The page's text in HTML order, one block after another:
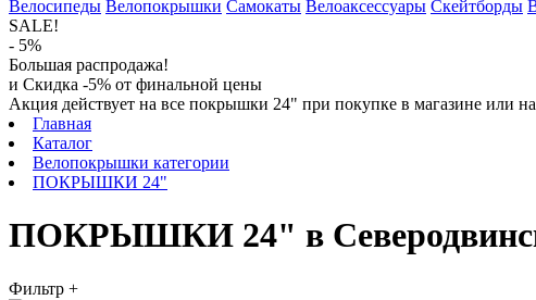
Велосипеды Велопокрышки Самокаты Велоаксессуары Скейтборды
SALE!
- 5%
Большая распродажа!
и Скидка -5% от финальной цены
Акция действует на все покрышки 24" при покупке в магазине или
Главная
Каталог
Велопокрышки категории
ПОКРЫШКИ 24"
ПОКРЫШКИ 24" в
Фильтр +